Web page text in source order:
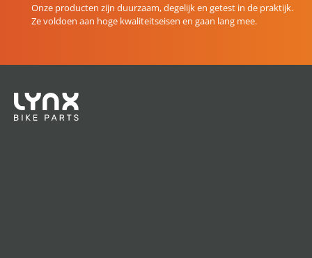
Onze producten zijn duurzaam, degelijk en getest in de praktijk.
Ze voldoen aan hoge kwaliteitseisen en gaan lang mee.